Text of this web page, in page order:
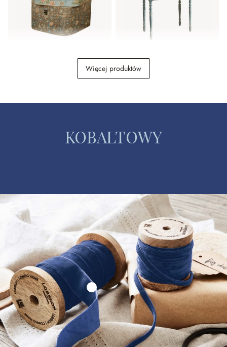
Pudełko, zestaw 2 szt.
Konsola Lartigue
Więcej produktów
KOBALTOWY